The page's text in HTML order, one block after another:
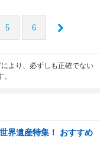
5 6
より、必ずしも正確でない
界遺産特集！ おすすめ